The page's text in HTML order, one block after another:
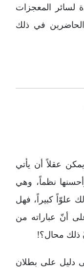
لسائر المعجزات
في ذلك
عقلاً أن يأتي
نظماً، وهي
علوّاً كبيراً، فهل
أنّ عباراته من
ذلك محال؟!
دليل على بطلان